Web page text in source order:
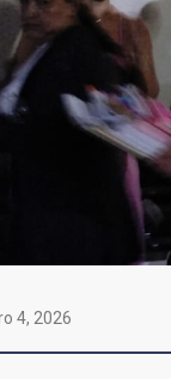
4, 2026